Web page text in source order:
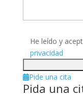
He leído y
privacidad
Pide una cita
Pida una